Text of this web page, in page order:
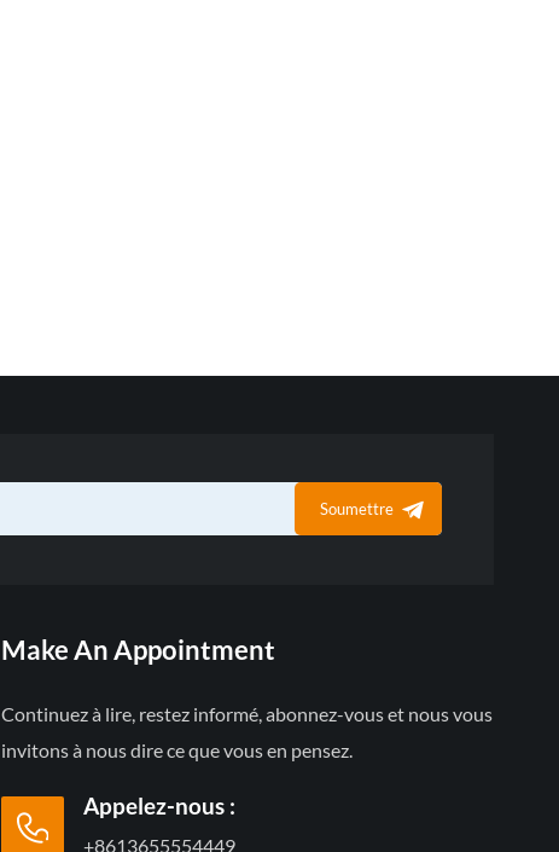
Soumettre
Make An Appointment
Continuez à lire, restez informé, abonnez-vous et nous vous
invitons à nous dire ce que vous en pensez.
Appelez-nous :
+8613655554449